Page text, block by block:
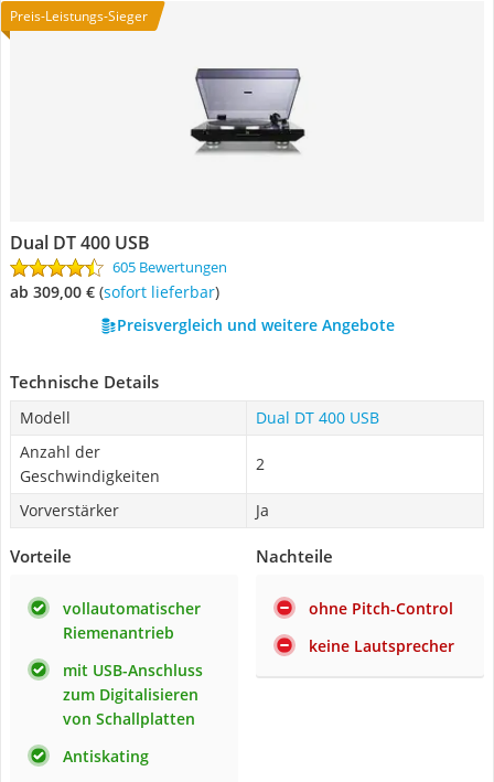
Preis-Leistungs-Sieger
Dual DT 400 USB
605 Bewertungen
ab 309,00 € ( Sofort lieferbar)
Preisvergleich und weitere Angebote
Technische Details
Modell
Dual DT 400 USB
Anzahl der
Geschwindigkeiten
2
Vorverstärker Ja
Vorteile
vollautomatischer
Riemenantrieb
mit USB-Anschluss
zum Digitalisieren
von Schallplatten
Antiskating
Nachteile
ohne Pitch-Control
keine Lautsprecher